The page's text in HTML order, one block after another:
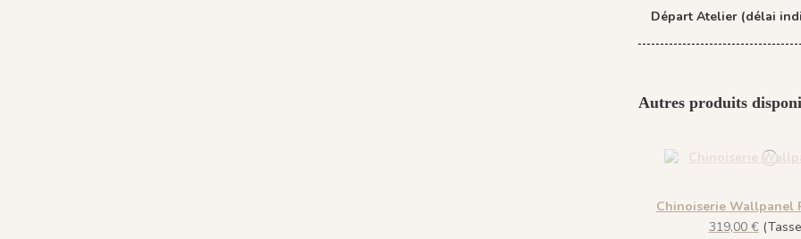
Départ Atelier (délai
Autres produits
Chinoiserie Wallpanel
319,00 €